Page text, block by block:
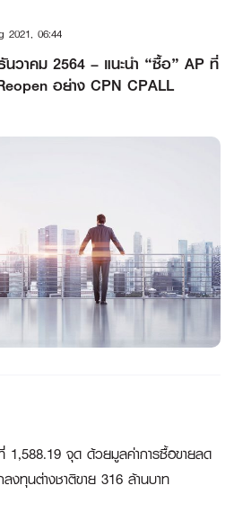
2021, 06:44
วาคม 2564 – แนะนำ “ซื้อ” AP ที่
อย่าง CPN CPALL
จุด ด้วยมูลค่าการซื้อขายลด
ทุนต่างชาติขาย 316 ล้านบาท